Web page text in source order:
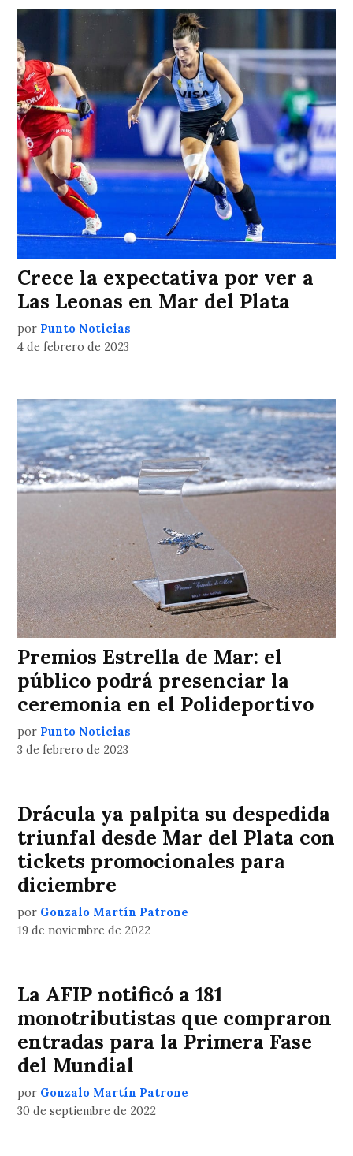
Crece la expectativa por ver a
Las Leonas en Mar del Plata
por Punto Noticias
4 de febrero de 2023
Premios Estrella de Mar: el
público podrá presenciar la
ceremonia en el Polideportivo
por Punto Noticias
3 de febrero de 2023
Drácula ya palpita su despedida
triunfal desde Mar del Plata con
tickets promocionales para
diciembre
por Gonzalo Martín Patrone
19 de noviembre de 2022
La AFIP notificó a 181
monotributistas que compraron
entradas para la Primera Fase
del Mundial
por Gonzalo Martín Patrone
30 de septiembre de 2022